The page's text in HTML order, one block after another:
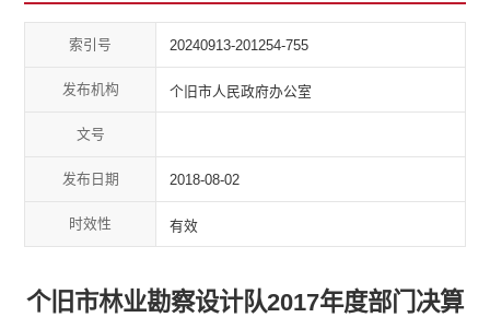
索引号 20240913-201254-755
发布机构 个旧市人民政府办公室
文号
发布日期 2018-08-02
时效性 有效
个旧市林业勘察设计队2017年度部门决算